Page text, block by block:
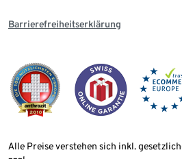
Barrierefreiheitserklärung
Alle Preise verstehen sich inkl.